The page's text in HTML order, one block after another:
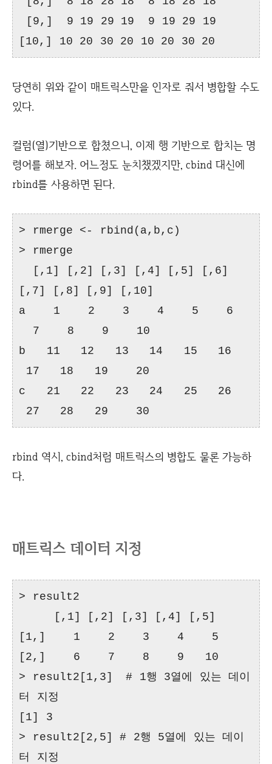
[9,] 9 19 29 19 9 19 29 19
[10,] 10 20 30 20 10 20 30 20
당연히 위와 같이 매트릭스만을 인자로 줘서 병합할 수도
있다.
컬럼(열)기반으로 합쳤으니, 이제 행 기반으로 합치는 명
령어를 해보자. 어느정도 눈치챘겠지만, cbind 대신에
rbind를 사용하면 된다.
> rmerge <- rbind(a,b,c)
> rmerge
[,1] [,2] [,3] [,4] [,5] [,6]
[,7] [,8] [,9] [,10]
a 1 2 3 4 5 6
7 8 9 10
b 11 12 13 14 15 16
17 18 19 20
c 21 22 23 24 25 26
27 28 29 30
rbind 역시, cbind처럼 매트릭스의 병합도 물론 가능하
다.
매트릭스 데이터 지정
> result2
[,1] [,2] [,3] [,4] [,5]
[1,] 1 2 3 4 5
[2,] 6 7 8 9 10
> result2[1,3]
# 1행 3열에 있는 데이
터 지정
[1] 3
> result2[2,5] # 2행 5열에 있는 데이
터 지정